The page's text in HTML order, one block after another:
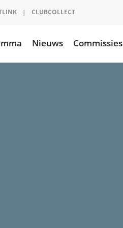
| CLUBCOLLECT
Nieuws Commissies